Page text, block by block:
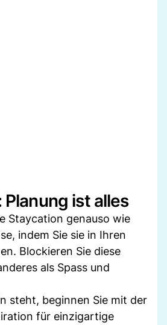
ist alles
Staycation genauso wie
indem Sie sie in Ihren
Blockieren Sie diese
als Spass und
steht, beginnen Sie mit der
für einzigartige